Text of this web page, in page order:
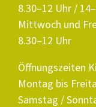
8.30–12 Uhr /
Mittwoch und
8.30–12 Uhr
Öffnungszeiten
Montag bis
Samstag /